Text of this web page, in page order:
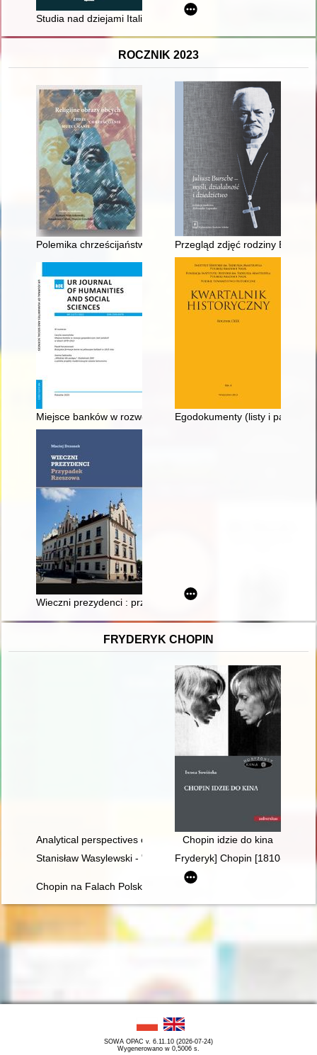
Studia nad dziejami Italii i Egiptu
ROCZNIK 2023
Polemika chrześcijaństwa z pogaństwem : prezentacja w
Przegląd zdjęć rodziny Bursche
Miejsce banków w rozwoju gospodarczym ziem polskich w
Egodokumenty (listy i
Wieczni prezydenci : przypadek Rzeszowa
FRYDERYK CHOPIN
Analytical perspectives on the music of Chopin
Chopin idzie do kina
Stanisław Wasylewski - "opolanin z wyboru" o Fryderyku
Fryderyk] Chopin [1810-1849]
Chopin na Falach Polskiego Radia
SOWA OPAC v. 6.11.10 (2026-07-24)
Wygenerowano w 0,5006 s.